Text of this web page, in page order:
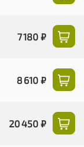
7 180 ₽
8 610 ₽
20 450 ₽